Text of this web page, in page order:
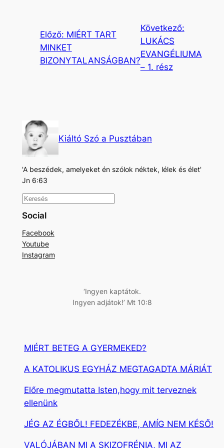
Előző: MIÉRT TART
MINKET
BIZONYTALANSÁGBAN?
Következő:
LUKÁCS
EVANGÉLIUMA
– 1. rész
Kiáltó Szó a Pusztában
'A beszédek, amelyeket én szólok néktek, lélek és élet'
Jn 6:63
K
e
e
s
Social
Facebook
Youtube
Instagram
‘Ingyen kaptátok.
Ingyen adjátok!’ Mt 10:8
MIÉRT BETEG A GYERMEKED?
A KATOLIKUS EGYHÁZ MEGTAGADTA MÁRIÁT
Előre megmutatta Isten,hogy mit terveznek
ellenünk
JÉG AZ ÉGBŐL! FEDEZÉKBE, AMÍG NEM KÉSŐ!
VALÓJÁBAN MI A SKIZOFRÉNIA, MI AZ